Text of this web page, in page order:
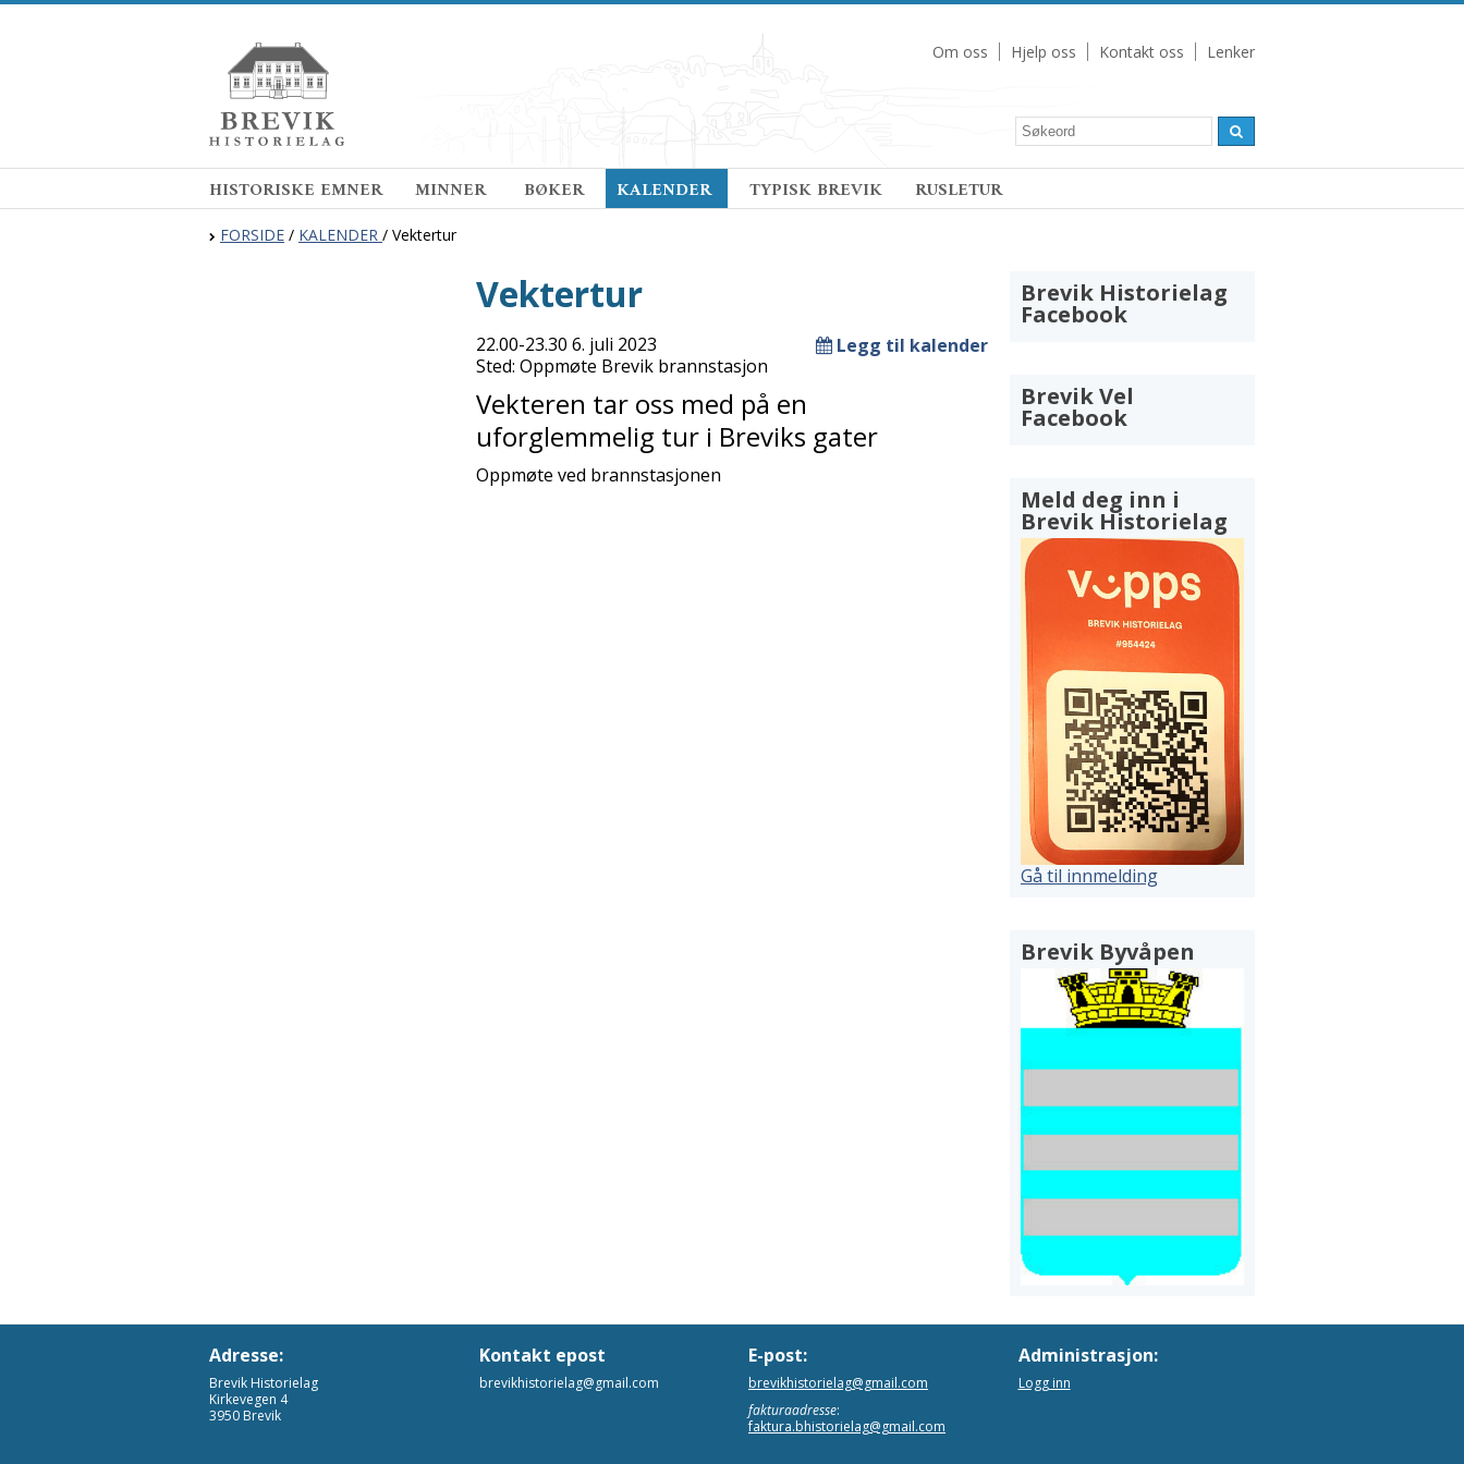
Om oss Hjelp oss Kontakt oss Lenker
HISTORISKE EMNER MINNER BØKER KALENDER TYPISK BREVIK RUSLETUR
FORSIDE / KALENDER / Vektertur
Vektertur
22.00-23.30 6. juli 2023
Legg til kalender
Sted: Oppmøte Brevik brannstasjon
Vekteren tar oss med på en
uforglemmelig tur i Breviks gater
Oppmøte ved brannstasjonen
Brevik Historielag
Facebook
Brevik Vel
Facebook
Meld deg inn i
Brevik Historielag
Gå til innmelding
Brevik Byvåpen
Adresse:
Brevik Historielag
Kirkevegen 4
3950 Brevik
Kontakt epost
brevikhistorielag@gmail.com
E-post:
brevikhistorielag@gmail.com
fakturaadresse:
faktura.bhistorielag@gmail.com
Administrasjon:
Logg inn